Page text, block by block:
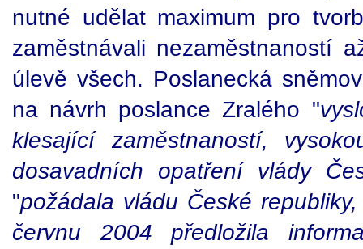
nutné udělat maximum pro
zaměstnávali nezaměstnaností
úlevě všech. Poslanecká
na návrh poslance Zralého "
klesající zaměstnaností,
dosavadních opatření vlády
"požádala vládu České
červnu 2004 předložila